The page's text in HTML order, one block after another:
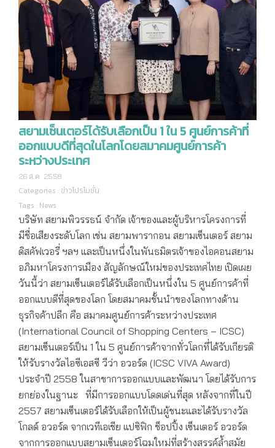
สยามเซ็นเตอร์ได้รับเลือกเป็น 1 ใน 5 ศูนย์การค้าที่
ออกแบบดีที่สุดในโลกโดยสมาคมศูนย์การค้า
ระหว่างประเทศ
26 ส.ค. 2558
Categories : ข่าวโปรโมชั่น
Tags : News
บริษัท สยามพิวรรธน์ จำกัด เจ้าของและผู้บริหารโครงการที่
มีชื่อเสียงระดับโลก เช่น สยามพารากอน สยามเซ็นเตอร์ สยาม
ดิสคัฟเวอรี่ ฯลฯ และเป็นหนึ่งในพันธมิตรเจ้าของไอคอนสยาม
อภิมหาโครงการเมือง สัญลักษณ์ใหม่ของประเทศไทย เปิดเผย
วันนี้ว่า สยามเซ็นเตอร์ได้รับเลือกเป็นหนึ่งใน 5 ศูนย์การค้าที่
ออกแบบดีที่สุดของโลก โดยสมาคมชั้นนำของโลกทางด้าน
ธุรกิจค้าปลีก คือ สมาคมศูนย์การค้าระหว่างประเทศ
(International Council of Shopping Centers – ICSC)
สยามเซ็นเตอร์เป็น 1 ใน 5 ศูนย์การค้าจากทั่วโลกที่ได้รับเกียรติ
ให้รับรางวัลไอซีเอสซี วีว่า อวอร์ด (ICSC VIVA Award)
ประจำปี 2558 ในสาขาการออกแบบและพัฒนา โดยได้รับการ
ยกย่องในฐานะ ที่มีการออกแบบโดดเด่นที่สุด หลังจากที่ในปี
2557 สยามเซ็นเตอร์ได้รับเลือกให้เป็นผู้ชนะและได้รับรางวัล
โกลด์ อวอร์ด จากเวทีเอเชีย แปซิฟิก ช็อปปิ้ง เซ็นเตอร์ อวอร์ด
จากการออกแบบสยามเซ็นเตอร์โฉมใหม่ที่สร้างสรรค์ล้ำสมัย